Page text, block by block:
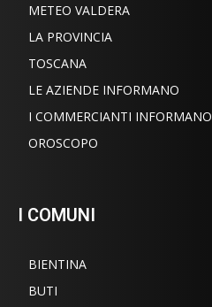
METEO VALDERA
LA PROVINCIA
TOSCANA
LE AZIENDE INFORMANO
I COMMERCIANTI INFORMANO
OROSCOPO
I COMUNI
BIENTINA
BUTI